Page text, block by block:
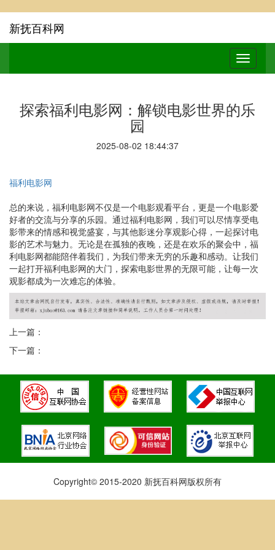
新抚百科网
探索福利电影网：解锁电影世界的乐
园
2025-08-02 18:44:37
福利电影网
总的来说，福利电影网不仅是一个电影观看平台，更是一个电影爱
好者的交流与分享的乐园。通过福利电影网，我们可以尽情享受电
影带来的情感和视觉盛宴，与其他影迷分享观影心得，一起探讨电
影的艺术与魅力。无论是在孤独的夜晚，还是在欢乐的聚会中，福
利电影网都能陪伴着我们，为我们带来无穷的乐趣和感动。让我们
一起打开福利电影网的大门，探索电影世界的无限可能，让每一次
观影都成为一次难忘的体验。
上一篇：
下一篇：
Copyright© 2015-2020 新抚百科网版权所有